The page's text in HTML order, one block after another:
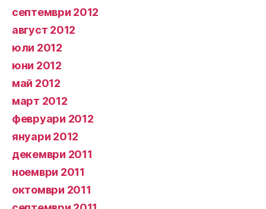
септември 2012
август 2012
юли 2012
юни 2012
май 2012
март 2012
февруари 2012
януари 2012
декември 2011
ноември 2011
октомври 2011